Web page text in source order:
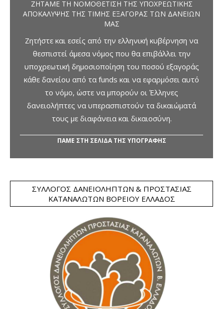
ΖΗΤΆΜΕ ΤΗ ΝΟΜΟΘΈΤΙΣΗ ΤΗΣ ΥΠΟΧΡΕΩΤΙΚΉΣ
ΑΠΟΚΆΛΥΨΗΣ ΤΗΣ ΤΙΜΉΣ ΕΞΑΓΟΡΆΣ ΤΩΝ ΔΑΝΕΊΩΝ
ΜΑΣ
Ζητήστε και εσείς από την ελληνική κυβέρνηση να
θεσπιστεί άμεσα νόμος που θα επιβάλλει την
υποχρεωτική δημοσιοποίηση του ποσού εξαγοράς
κάθε δανείου από τα funds και να εφαρμόσει αυτό
το νόμο, ώστε να μπορούν οι Έλληνες
δανειολήπτες να υπερασπιστούν τα δικαιώματά
τους με διαφάνεια και δικαιοσύνη.
ΠΑΜΕ ΣΤΗ ΣΕΛΙΔΑ ΤΗΣ ΥΠΟΓΡΑΦΗΣ
ΣΎΛΛΟΓΟΣ ΔΑΝΕΙΟΛΗΠΤΏΝ & ΠΡΟΣΤΑΣΊΑΣ
ΚΑΤΑΝΑΛΩΤΏΝ ΒΟΡΕΊΟΥ ΕΛΛΆΔΟΣ